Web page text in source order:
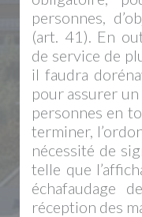
personnes,
(art. 41). En
de service de
il faudra
pour assurer
personnes en
terminer,
nécessité de
telle que
échafaudage
réception des